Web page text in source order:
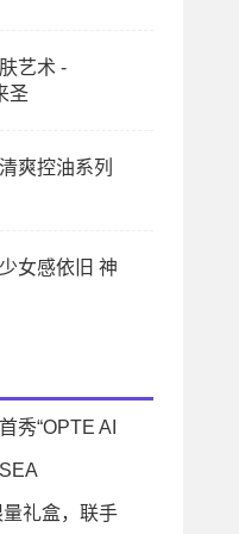
艺术 -
圣
爽控油系列
女感依旧 神
秀“OPTE AI
礼盒，联手